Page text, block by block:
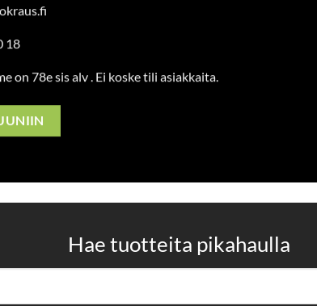
18
on 78e sis alv . Ei koske tili asiakkaita.
Hae tuotteita pikahaulla